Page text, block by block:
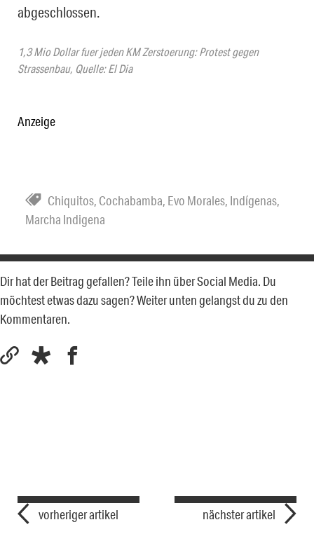
1,3 Mio Dollar fuer jeden KM Zerstoerung: Protest gegen
Strassenbau, Quelle: El Dia
abgeschlossen.
Anzeige
Chiquitos, Cochabamba, Evo Morales, Indígenas,
Marcha Indigena
Dir hat der Beitrag gefallen? Teile ihn über Social Media. Du
möchtest etwas dazu sagen? Weiter unten gelangst du zu den
Kommentaren.
vorheriger artikel nächster artikel